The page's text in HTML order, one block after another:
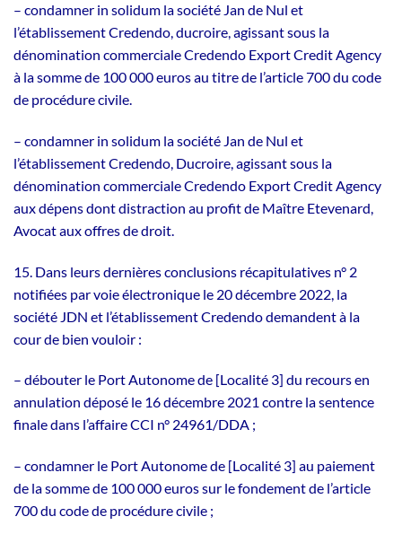
– condamner in solidum la société Jan de Nul et
l’établissement Credendo, ducroire, agissant sous la
dénomination commerciale Credendo Export Credit Agency
à la somme de 100 000 euros au titre de l’article 700 du code
de procédure civile.
– condamner in solidum la société Jan de Nul et
l’établissement Credendo, Ducroire, agissant sous la
dénomination commerciale Credendo Export Credit Agency
aux dépens dont distraction au profit de Maître Etevenard,
Avocat aux offres de droit.
15. Dans leurs dernières conclusions récapitulatives n° 2
notifiées par voie électronique le 20 décembre 2022, la
société JDN et l’établissement Credendo demandent à la
cour de bien vouloir :
– débouter le Port Autonome de [Localité 3] du recours en
annulation déposé le 16 décembre 2021 contre la sentence
finale dans l’affaire CCI n° 24961/DDA ;
– condamner le Port Autonome de [Localité 3] au paiement
de la somme de 100 000 euros sur le fondement de l’article
700 du code de procédure civile ;